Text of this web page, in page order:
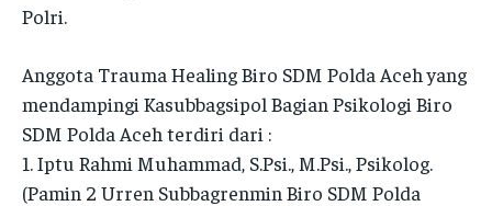
IDWASDA
RO LOG
RO OPS
IDWASDA
RO LOG
RO OPS
SATKER
RO LOG
RO OPS
RO RENA
SATKER
RO LOG
RO OPS
RO RENA
Polri.
Anggota Trauma Healing Biro SDM Polda Aceh yang
mendampingi Kasubbagsipol Bagian Psikologi Biro
SDM Polda Aceh terdiri dari :
1. Iptu Rahmi Muhammad, S.Psi., M.Psi., Psikolog.
(Pamin 2 Urren Subbagrenmin Biro SDM Polda